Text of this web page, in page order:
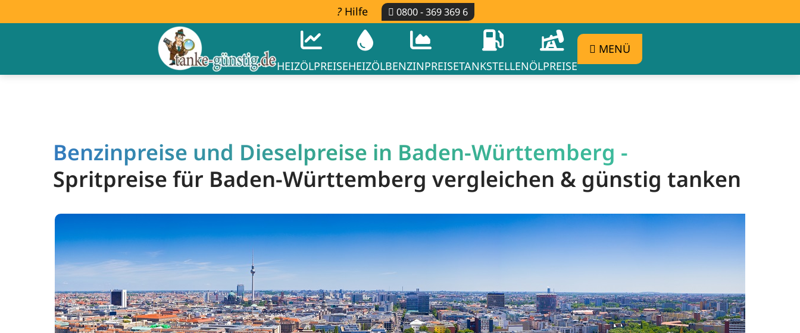
Hilfe 0800 - 369 369 6
HEIZÖLPREISEHEIZÖLBENZINPREISETANKSTELLENÖLPREISE
MENÜ
Benzinpreise und Dieselpreise in Baden-Württemberg -
Spritpreise für Baden-Württemberg vergleichen & günstig tanken